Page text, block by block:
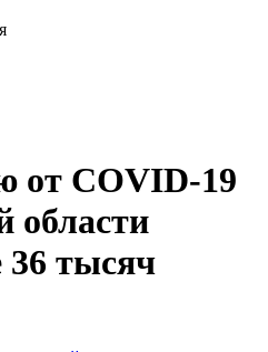
от COVID-19
области
36 тысяч